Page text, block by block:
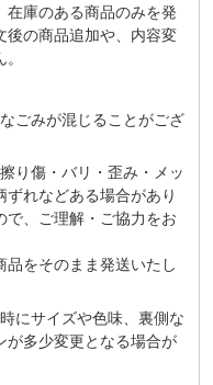
在庫のある商品のみを発
後の商品追加や、内容変
ごみが混じることがござ
り傷・バリ・歪み・メッ
れなどある場合があり
で、ご理解・ご協⼒をお
をそのまま発送いたし
にサイズや⾊味、裏側な
が多少変更となる場合が